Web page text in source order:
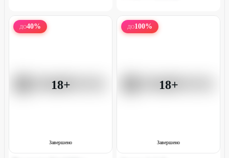
18+
Завершено
ДО40%
18+
Завершено
ДО100%